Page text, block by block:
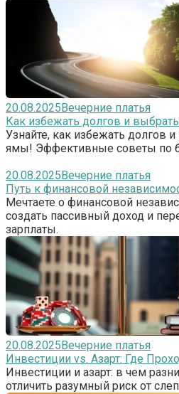
20.08.2025Вечерние платья
Как избежать долгов и
Узнайте, как избежать долгов
ямы! Эффективные советы по
20.08.2025Вечерние платья
Путь к финансовой
Мечтаете о финансовой
создать пассивный доход и
зарплаты.
20.08.2025Вечерние платья
Инвестиции vs. Азарт: Где
Инвестиции и азарт: в чем
отличить разумный риск от